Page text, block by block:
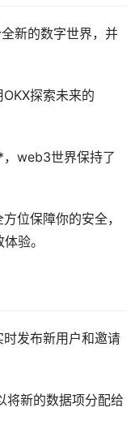
新的数字世界，并
探索未来的
web3世界保持了
位保障你的安全，
验。
发布新用户和邀请
将新的数据项分配给